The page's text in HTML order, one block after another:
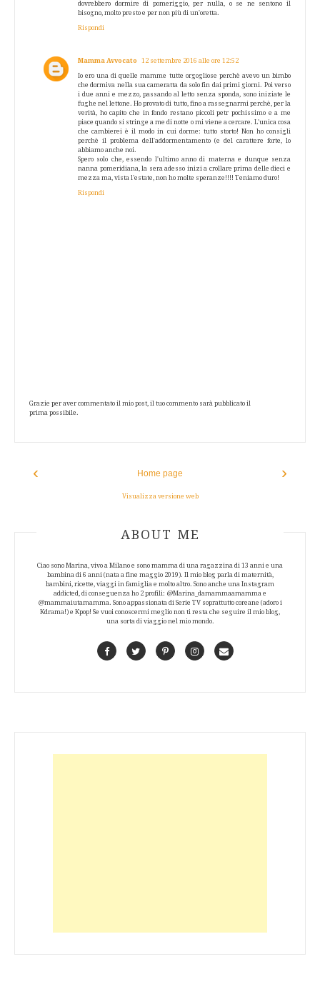
dovrebbero dormire di pomeriggio, per nulla, o se ne sentono il
bisogno, molto presto e per non più di un'oretta.
Rispondi
Mamma Avvocato 12 settembre 2016 alle ore 12:52
Io ero una di quelle mamme tutte orgogliose perchè avevo un bimbo
che dormiva nella sua cameratta da solo fin dai primi giorni. Poi verso
i due anni e mezzo, passando al letto senza sponda, sono iniziate le
fughe nel lettone. Ho provato di tutto, fino a rassegnarmi perchè, per la
verità, ho capito che in fondo restano piccoli petr pochissimo e a me
piace quando si stringe a me di notte o mi viene a cercare. L'unica cosa
che cambierei è il modo in cui dorme: tutto storto! Non ho consigli
perchè il problema dell'addormentamento (e del carattere forte, lo
abbiamo anche noi.
Spero solo che, essendo l'ultimo anno di materna e dunque senza
nanna pomeridiana, la sera adesso inizi a crollare prima delle dieci e
mezza ma, vista l'estate, non ho molte speranze!!!! Teniamo duro!
Rispondi
Grazie per aver commentato il mio post, il tuo commento sarà pubblicato il
prima possibile.
‹ ›
Home page
Visualizza versione web
ABOUT AUTHOR
ABOUT ME
Ciao sono Marina, vivo a Milano e sono mamma di una ragazzina di 13 anni e una
bambina di 6 anni (nata a fine maggio 2019). Il mio blog parla di maternità,
bambini, ricette, viaggi in famiglia e molto altro. Sono anche una Instagram
addicted, di conseguenza ho 2 profili: @Marina_damammaamamma e
@mammaiutamamma. Sono appassionata di Serie TV soprattutto coreane (adoro i
Kdrama!) e Kpop! Se vuoi conoscermi meglio non ti resta che seguire il mio blog,
una sorta di viaggio nel mio mondo.
FacebookTwitterPinterestInstagramContact